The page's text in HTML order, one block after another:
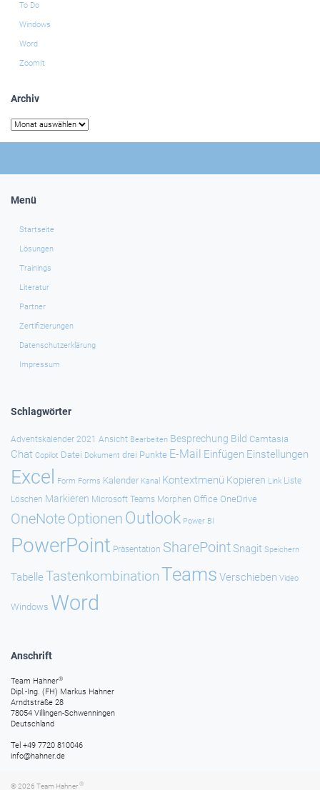
To Do
Windows
Word
ZoomIt
Archiv
Archiv
Menü
Startseite
Lösungen
Trainings
Literatur
Partner
Zertifizierungen
Datenschutzerklärung
Impressum
Schlagwörter
Adventskalender 2021 Ansicht Bearbeiten Besprechung Bild Camtasia
Chat Copilot Datei Dokument drei Punkte E-Mail Einfügen Einstellungen
Excel Form Forms Kalender Kanal Kontextmenü Kopieren Link Liste
Löschen Markieren Microsoft Teams Morphen Office OneDrive
OneNoteOptionen Outlook Power BI
PowerPoint Präsentation SharePointSnagit Speichern
Tabelle TastenkombinationTeams Verschieben Video
Windows Word
Anschrift
Team Hahner®
Dipl.-Ing. (FH) Markus Hahner
Arndtstraße 28
78054 Villingen-Schwenningen
Deutschland
Tel +49 7720 810046
info@hahner.de
© 2026 Team Hahner ®